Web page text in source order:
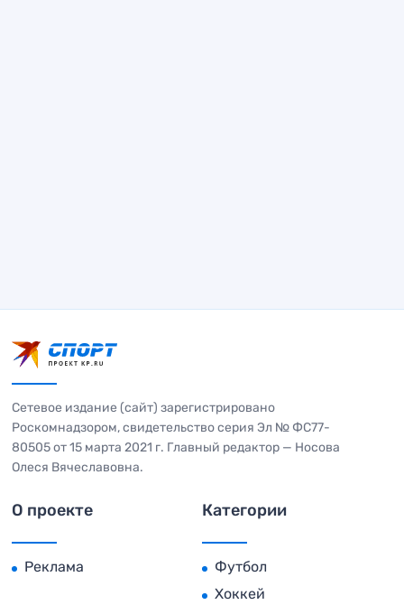
Сетевое издание (сайт) зарегистрировано
Роскомнадзором, свидетельство серия Эл № ФС77-
80505 от 15 марта 2021 г. Главный редактор — Носова
Олеся Вячеславовна.
О проекте
Реклама
Категории
Футбол
Хоккей